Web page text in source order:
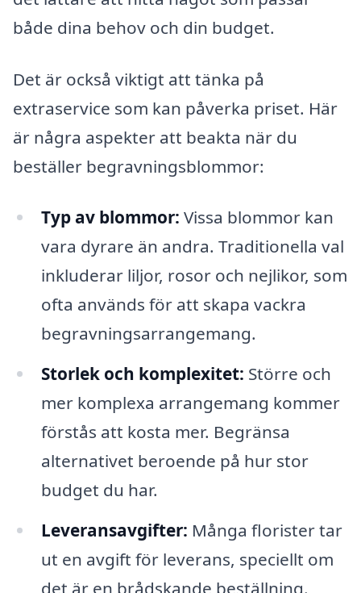
både dina behov och din budget.
Det är också viktigt att tänka på
extraservice som kan påverka priset. Här
är några aspekter att beakta när du
beställer begravningsblommor:
Typ av blommor: Vissa blommor kan
vara dyrare än andra. Traditionella val
inkluderar liljor, rosor och nejlikor, som
ofta används för att skapa vackra
begravningsarrangemang.
Storlek och komplexitet: Större och
mer komplexa arrangemang kommer
förstås att kosta mer. Begränsa
alternativet beroende på hur stor
budget du har.
Leveransavgifter: Många florister tar
ut en avgift för leverans, speciellt om
det är en brådskande beställning.